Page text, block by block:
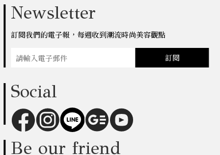
Newsletter
訂閱我們的電子報，每週收到潮流時尚美容觀點
訂閱
Social
Be our friend